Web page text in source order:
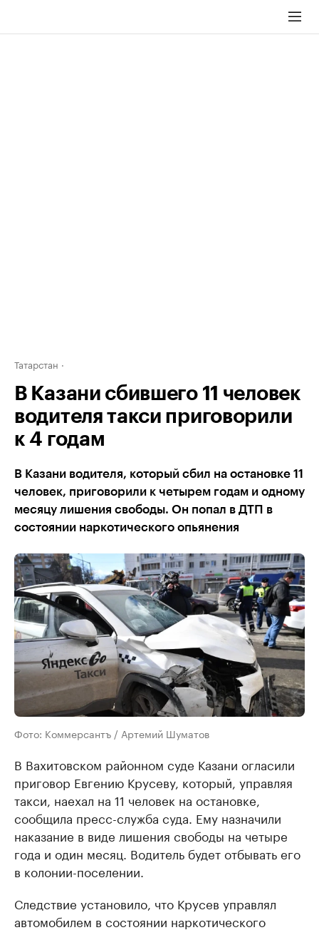
Татарстан
В Казани сбившего 11 человек
водителя такси приговорили
к 4 годам
В Казани водителя, который сбил на остановке 11
человек, приговорили к четырем годам и одному
месяцу лишения свободы. Он попал в ДТП в
состоянии наркотического опьянения
Фото: Коммерсантъ / Артемий Шуматов
В Вахитовском районном суде Казани огласили
приговор Евгению Крусеву, который, управляя
такси, наехал на 11 человек на остановке,
сообщила пресс-служба суда. Ему назначили
наказание в виде лишения свободы на четыре
года и один месяц. Водитель будет отбывать его
в колонии-поселении.
Следствие установило, что Крусев управлял
автомобилем в состоянии наркотического